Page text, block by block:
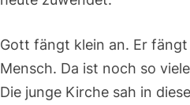
Gott fängt klein an. Er
Mensch. Da ist noch so
Die junge Kirche sah in